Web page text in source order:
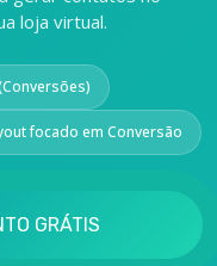
loja virtual.
focado em Conversão
GRÁTIS